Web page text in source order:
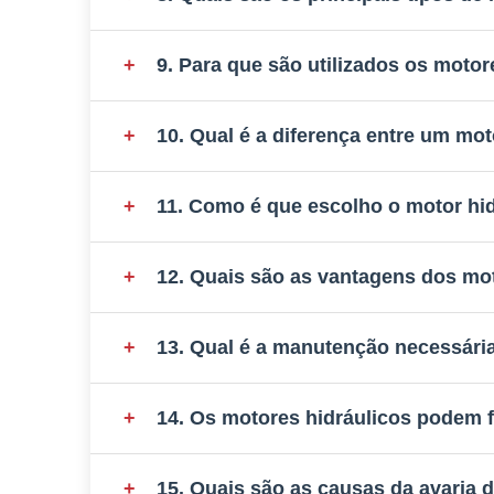
Os três tipos principais são os motores de
+ 9. Para que são utilizados os
São amplamente utilizados em máquinas de
+ 10. Qual é a diferença entre um
Uma bomba hidráulica converte energia
+ 11. Como é que escolho o motor
Os principais factores incluem o binário
+ 12. Quais são as vantagens dos
Proporcionam um binário elevado a baixas
+ 13. Qual é a manutenção
A manutenção regular inclui a verificação dos
+ 14. Os motores hidráulicos
Sim, a maioria dos motores hidráulicos são
+ 15. Quais são as causas da avaria